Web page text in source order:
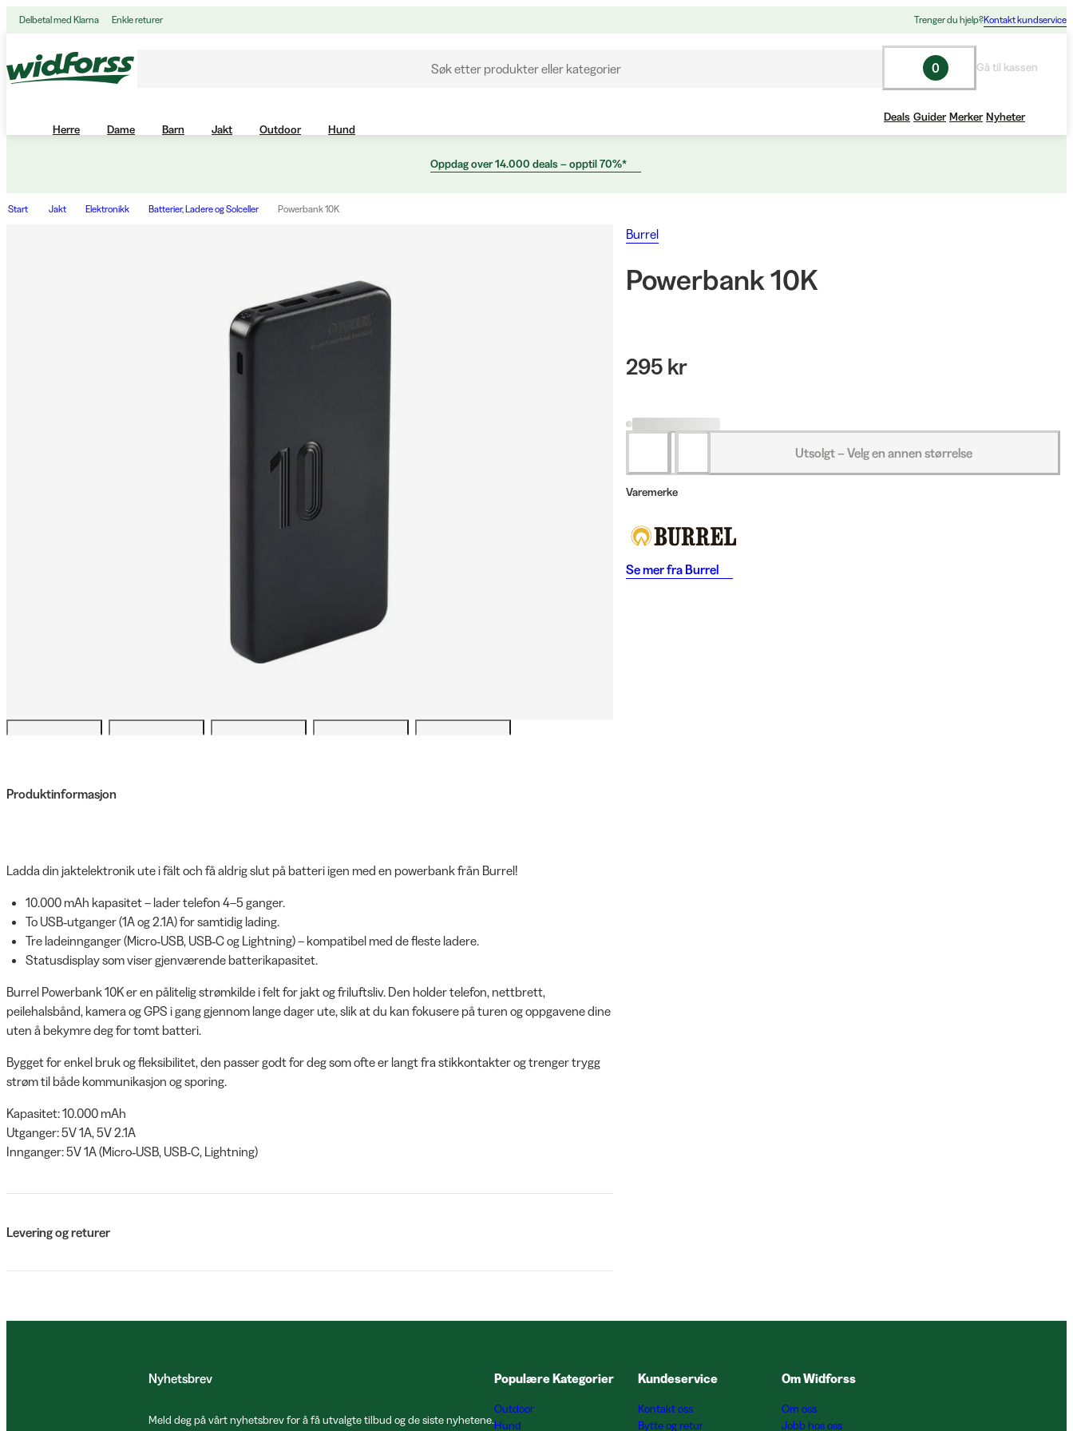
Delbetal med Klarna Enkle returer Trenger du hjelp?Kontakt kundservice
Søk etter produkter eller kategorier 0 Gå til kassen
Herre Dame Barn Jakt Outdoor Hund
Deals Guider Merker Nyheter
Oppdag over 14.000 deals – opptil 70%*
Start Jakt Elektronikk Batterier, Ladere og Solceller Powerbank 10K
Produktinformasjon
Ladda din jaktelektronik ute i fält och få aldrig slut på batteri igen med en powerbank från Burrel!
10.000 mAh kapasitet – lader telefon 4–5 ganger.
To USB‑utganger (1A og 2.1A) for samtidig lading.
Tre ladeinnganger (Micro‑USB, USB‑C og Lightning) – kompatibel med de fleste ladere.
Statusdisplay som viser gjenværende batterikapasitet.
Burrel Powerbank 10K er en pålitelig strømkilde i felt for jakt og friluftsliv. Den holder telefon, nettbrett,
peilehalsbånd, kamera og GPS i gang gjennom lange dager ute, slik at du kan fokusere på turen og oppgavene dine
uten å bekymre deg for tomt batteri.
Bygget for enkel bruk og fleksibilitet, den passer godt for deg som ofte er langt fra stikkontakter og trenger trygg
strøm til både kommunikasjon og sporing.
Kapasitet: 10.000 mAh
Utganger: 5V 1A, 5V 2.1A
Innganger: 5V 1A (Micro‑USB, USB‑C, Lightning)
Levering og returer
Burrel
Powerbank 10K
295 kr
Utsolgt – Velg en annen størrelse
Varemerke
Se mer fra Burrel
Nyhetsbrev
Meld deg på vårt nyhetsbrev for å få utvalgte tilbud og de siste nyhetene.
Populære Kategorier
Outdoor
Hund
Kundeservice
Kontakt oss
Bytte og retur
Om Widforss
Om oss
Jobb hos oss